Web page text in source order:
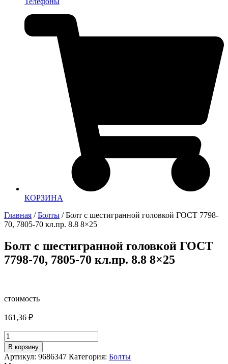
КОРЗИНА
Главная /Болты / Болт с шестигранной головкой ГОСТ 7798-
70, 7805-70 кл.пр. 8.8 8×25
Болт с шестигранной головкой ГОСТ
7798-70, 7805-70 кл.пр. 8.8 8×25
стоимость
161,36 ₽
Количество
товара
Болт
с
В корзину
Артикул: 9686347 Категория: Болты